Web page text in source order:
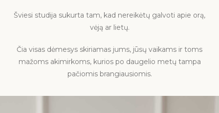
Šviesi studija sukurta tam, kad nereikėtų galvoti apie orą,
vėją ar lietų.
Čia visas dėmesys skiriamas jums, jūsų vaikams ir toms
mažoms akimirkoms, kurios po daugelio metų tampa
pačiomis brangiausiomis.